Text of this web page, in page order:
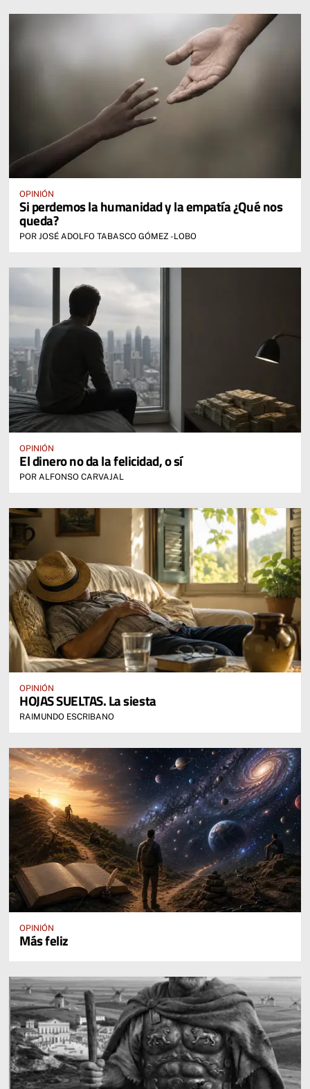
OPINIÓN
Si perdemos la humanidad y la empatía ¿Qué nos
queda?
POR JOSÉ ADOLFO TABASCO GÓMEZ -LOBO
OPINIÓN
El dinero no da la felicidad, o sí
POR ALFONSO CARVAJAL
OPINIÓN
HOJAS SUELTAS. La siesta
RAIMUNDO ESCRIBANO
OPINIÓN
Más feliz